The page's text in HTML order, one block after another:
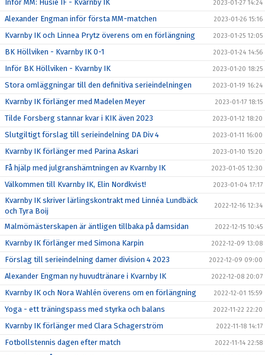
Inför MM: Husie IF - Kvarnby IK 2023-01-27 14:24
Alexander Engman inför första MM-matchen 2023-01-26 15:16
Kvarnby IK och Linnea Prytz överens om en förlängning 2023-01-25 12:05
BK Höllviken - Kvarnby IK 0-1 2023-01-24 14:56
Inför BK Höllviken - Kvarnby IK 2023-01-20 18:25
Stora omläggningar till den definitiva serieindelningen 2023-01-19 16:24
Kvarnby IK förlänger med Madelen Meyer 2023-01-17 18:15
Tilde Forsberg stannar kvar i KIK även 2023 2023-01-12 18:20
Slutgiltigt förslag till serieindelning DA Div 4 2023-01-11 16:00
Kvarnby IK förlänger med Parina Askari 2023-01-10 15:20
Få hjälp med julgranshämtningen av Kvarnby IK 2023-01-05 12:30
Välkommen till Kvarnby IK, Elin Nordkvist! 2023-01-04 17:17
Kvarnby IK skriver lärlingskontrakt med Linnéa Lundbäck
och Tyra Boij
2022-12-16 12:34
Malmömästerskapen är äntligen tillbaka på damsidan 2022-12-15 10:45
Kvarnby IK förlänger med Simona Karpin 2022-12-09 13:08
Förslag till serieindelning damer division 4 2023 2022-12-09 09:00
Alexander Engman ny huvudtränare i Kvarnby IK 2022-12-08 20:07
Kvarnby IK och Nora Wahlén överens om en förlängning 2022-12-01 15:59
Yoga - ett träningspass med styrka och balans 2022-11-22 22:20
Kvarnby IK förlänger med Clara Schagerström 2022-11-18 14:17
Fotbollstennis dagen efter match 2022-11-14 22:58